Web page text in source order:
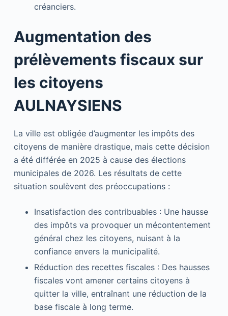
créanciers.
Augmentation des
prélèvements fiscaux sur
les citoyens
AULNAYSIENS
La ville est obligée d’augmenter les impôts des
citoyens de manière drastique, mais cette décision
a été différée en 2025 à cause des élections
municipales de 2026. Les résultats de cette
situation soulèvent des préoccupations :
Insatisfaction des contribuables : Une hausse
des impôts va provoquer un mécontentement
général chez les citoyens, nuisant à la
confiance envers la municipalité.
Réduction des recettes fiscales : Des hausses
fiscales vont amener certains citoyens à
quitter la ville, entraînant une réduction de la
base fiscale à long terme.